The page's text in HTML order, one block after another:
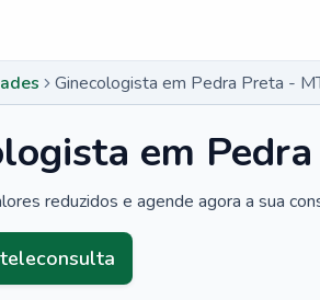
Ginecologista em Pedra Preta -
em
reduzidos e agende agora a sua